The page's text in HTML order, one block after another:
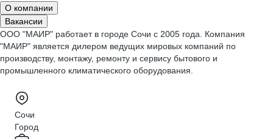
О компании
Вакансии
ООО "МАИР" работает в городе Сочи с 2005 года. Компания
"МАИР" является дилером ведущих мировых компаний по
производству, монтажу, ремонту и сервису бытового и
промышленного климатического оборудования.
Сочи
Город